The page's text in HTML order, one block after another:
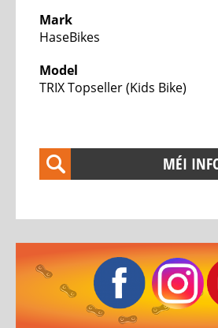
Hasebikes
AZUB
Elektro
Bosch
eBike
&
Service
Zenter
TESTBIKE
SALE
Mark
HaseBikes
Model
TRIX Topseller (Kids Bike)
MÉI